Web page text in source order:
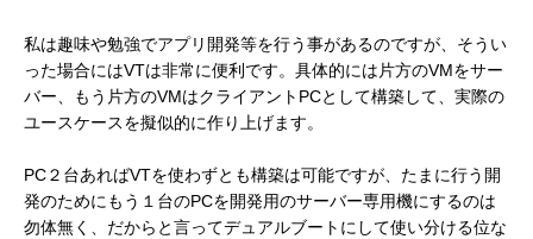
私は趣味や勉強でアプリ開発等を行う事があるのですが、そうい
った場合にはVTは非常に便利です。 具体的には片方のVMをサー
バー、もう片方のVMはクライアントPCとして構築して、実際の
ユースケースを擬似的に作り上げます。
PC２台あればVTを使わずとも構築は可能ですが、たまに行う開
発のためにもう１台のPCを開発用のサーバー専用機にするのは
勿体無く、だからと言ってデュアルブートにして使い分ける位な